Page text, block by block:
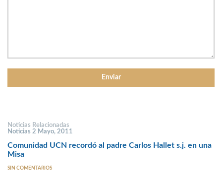
Noticias Relacionadas
Noticias 2 Mayo, 2011
Comunidad UCN recordó al padre Carlos Hallet s.j. en una
Misa
SIN COMENTARIOS